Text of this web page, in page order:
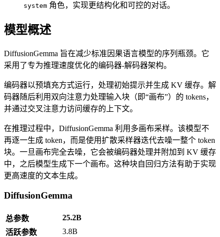
system 角色，实现更结构化和可控的对话。
模型概述
DiffusionGemma 旨在减少标准因果语言模型的序列瓶颈。它
采用了专为推理速度优化的编码器-解码器架构。
编码器以预填充方式运行，处理初始提示并生成 KV 缓存。解
码器随后利用双向注意力处理输入块（即“画布”）的 tokens，
并通过交叉注意力访问缓存的上下文。
在推理过程中，DiffusionGemma 利用多画布采样。该模型不
再逐一生成 token，而是使用扩散采样器迭代去噪一整个 token
块。一旦画布完全去噪，它会被编码器处理并附加到 KV 缓存
中，之后模型生成下一个画布。这种块自回归方法有助于实现
更高速度的文本生成。
DiffusionGemma
总参数
25.2B
活跃参数
3.8B